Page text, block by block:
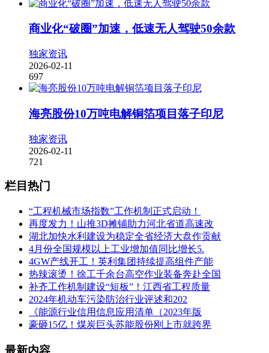
商业化“破圈”加速，低速无人驾驶50余款
独家资讯
2026-02-11
697
海亮股份10万吨电解铜箔项目落子印尼
独家资讯
2026-02-11
721
栏目热门
“工程机械市场指数”工作机制正式启动！
再度发力！山推3D摊铺助力河北省道高速改
湖北加快水利建设为稳定全省经济大盘作贡献
4月份全国规模以上工业增加值同比增长5.
4GW产线开工！英利集团持续提高组件产能
热辣滚烫！徐工千余台高空作业装备奔赴全国
补齐工作机制建设“短板”！江西省工程质量
2024年机动车污染防治行业评述和202
《能源行业信用信息应用清单（2023年版
豪砸15亿！煤炭巨头苏能股份刚上市就跨界
最新内容